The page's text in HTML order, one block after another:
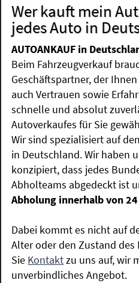
Wer kauft mein
jedes Auto in
AUTOANKAUF in
Beim Fahrzeugverkauf
Geschäftspartner, der
auch Vertrauen sowie
schnelle und absolut
Autoverkaufes für Sie
Wir sind spezialisiert auf
in Deutschland. Wir haben
konzipiert, dass jedes
Abholteams abgedeckt ist
Abholung innerhalb von
Dabei kommt es nicht auf
Alter oder den Zustand des
Sie Kontaktzu uns auf, wir
unverbindliches Angebot.